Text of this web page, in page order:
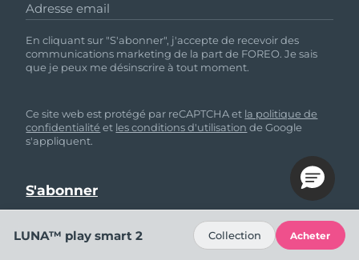
Adresse email
En cliquant sur "S'abonner", j'accepte de recevoir des
communications marketing de la part de FOREO. Je sais
que je peux me désinscrire à tout moment.
Ce site web est protégé par reCAPTCHA et la politique de
confidentialité et les conditions d'utilisation de Google
s'appliquent.
LUNA™ play smart 2 Collection Acheter